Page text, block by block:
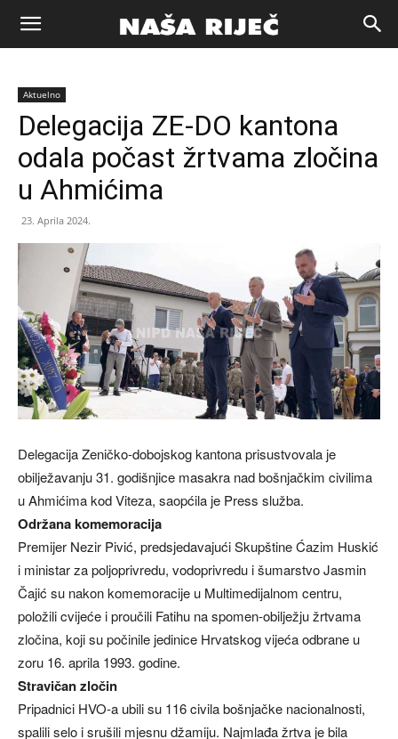
Naša
riječ
Aktuelno
Delegacija ZE-DO kantona
odala počast žrtvama zločina
u Ahmićima
23. Aprila 2024.
Delegacija Zeničko-dobojskog kantona prisustvovala je
obilježavanju 31. godišnjice masakra nad bošnjačkim civilima
u Ahmićima kod Viteza, saopćila je Press služba.
Održana komemoracija
Premijer Nezir Pivić, predsjedavajući Skupštine Ćazim Huskić
i ministar za poljoprivredu, vodoprivredu i šumarstvo Jasmin
Čajić su nakon komemoracije u Multimedijalnom centru,
položili cvijeće i proučili Fatihu na spomen-obilježju žrtvama
zločina, koji su počinile jedinice Hrvatskog vijeća odbrane u
zoru 16. aprila 1993. godine.
Stravičan zločin
Pripadnici HVO-a ubili su 116 civila bošnjačke nacionalnosti,
spalili selo i srušili mjesnu džamiju. Najmlađa žrtva je bila